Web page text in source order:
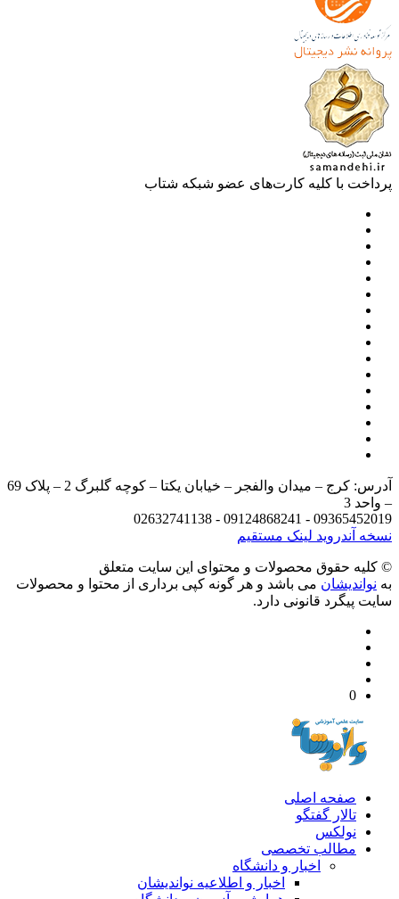
با کلیه کارت‌های عضو شبکه شتاب
آدرس: کرج – میدان والفجر – خیابان یکتا – کوچه گلبرگ 2 – پلاک 69
3
09365452019 - 09124868241 -
آندرویدلینک مستقیم
حقوق محصولات و محتوای اين سایت متعلق
می باشد و هر گونه کپی برداری از محتوا و محصولات
پیگرد قانونی دارد.
صفحه اصلی
تالار گفتگو
نولکس
مطالب تخصصی
اخبار و دانشگاه
اخبار و اطلاعیه نواندیشان